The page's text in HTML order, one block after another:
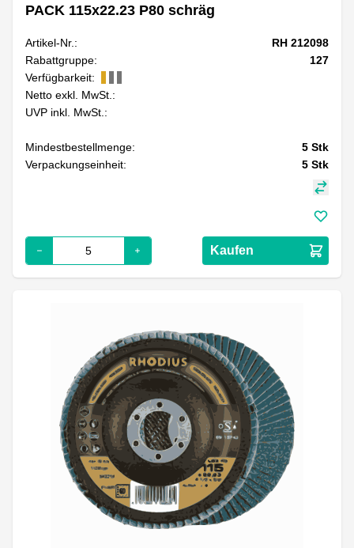
PACK 115x22.23 P80 schräg
Artikel-Nr.:
RH 212098
Rabattgruppe:
127
Verfügbarkeit:
Netto exkl. MwSt.:
UVP inkl. MwSt.:
Mindestbestellmenge: 5 Stk
Verpackungseinheit:
5 Stk
Kaufen